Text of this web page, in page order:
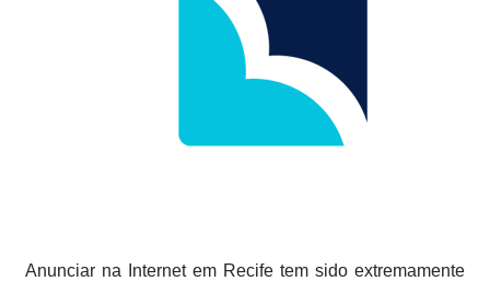
Anunciar na Internet em Recife tem sido extremamente